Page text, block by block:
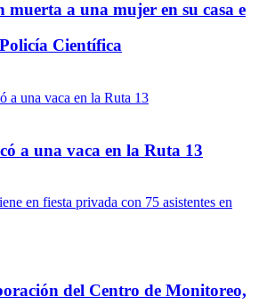
a una mujer en su casa e
Científica
a una vaca en la Ruta 13
del Centro de Monitoreo,